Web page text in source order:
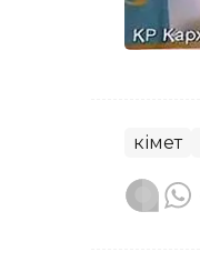
Үкімет